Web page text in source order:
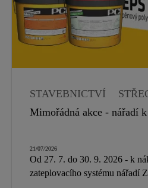
STAVEBNICTVÍ
HYDROIZOLACE
Mimořádná akce - nářadí
21/07/2026
Od 27. 7. do 30. 9. 2026 - k
zateplovacího systému nářadí